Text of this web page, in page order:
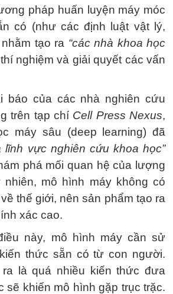
pháp huấn luyện máy móc
có (như các định luật vật lý,
tạo ra “các nhà khoa học
nghiệm và giải quyết các vấn
báo của các nhà nghiên cứu
trên tạp chí Cell Press Nexus,
máy sâu (deep learning) đã
lĩnh vực nghiên cứu khoa học”
phá mối quan hệ của lượng
nhiên, mô hình máy không có
thế giới, nên sản phẩm tạo ra
xác cao.
này, mô hình máy cần sử
thức sẵn có từ con người.
là quá nhiều kiến thức đưa
sẽ khiến mô hình gặp trục trặc.